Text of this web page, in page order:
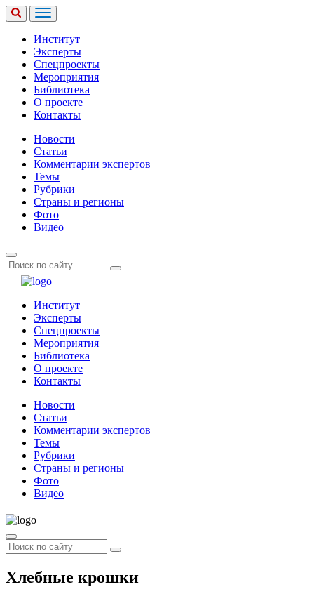
Институт
Эксперты
Спецпроекты
Мероприятия
Библиотека
О проекте
Контакты
Новости
Статьи
Комментарии экспертов
Темы
Рубрики
Страны и регионы
Фото
Видео
Институт
Эксперты
Спецпроекты
Мероприятия
Библиотека
О проекте
Контакты
Новости
Статьи
Комментарии экспертов
Темы
Рубрики
Страны и регионы
Фото
Видео
Хлебные крошки